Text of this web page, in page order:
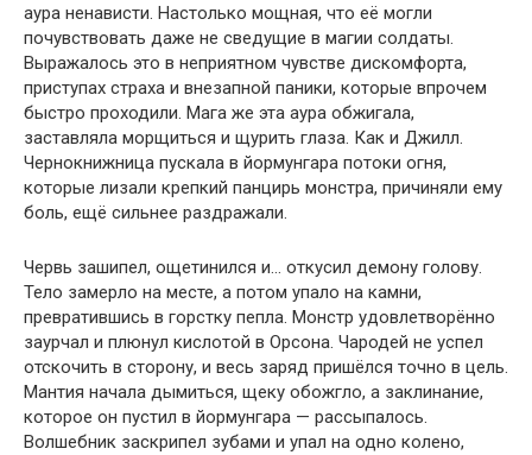
аура ненависти. Настолько мощная, что её могли
почувствовать даже не сведущие в магии солдаты.
Выражалось это в неприятном чувстве дискомфорта,
приступах страха и внезапной паники, которые впрочем
быстро проходили. Мага же эта аура обжигала,
заставляла морщиться и щурить глаза. Как и Джилл.
Чернокнижница пускала в йормунгара потоки огня,
которые лизали крепкий панцирь монстра, причиняли ему
боль, ещё сильнее раздражали.
Червь зашипел, ощетинился и… откусил демону голову.
Тело замерло на месте, а потом упало на камни,
превратившись в горстку пепла. Монстр удовлетворённо
заурчал и плюнул кислотой в Орсона. Чародей не успел
отскочить в сторону, и весь заряд пришёлся точно в цель.
Мантия начала дымиться, щеку обожгло, а заклинание,
которое он пустил в йормунгара — рассыпалось.
Волшебник заскрипел зубами и упал на одно колено,